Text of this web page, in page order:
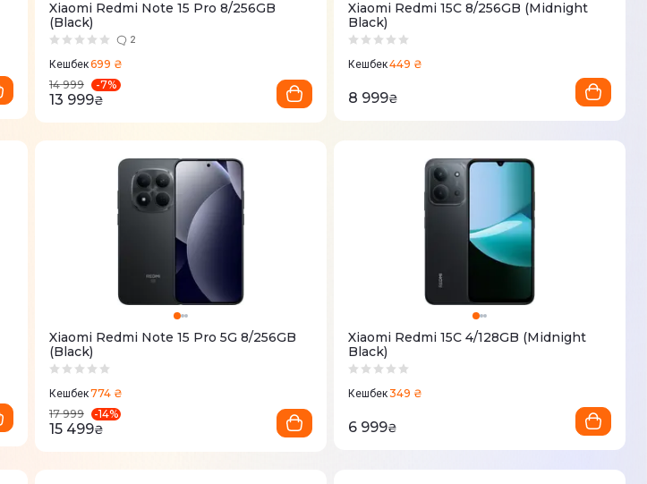
Xiaomi Redmi Note 15 Pro 8/256GB
(Black)
2
Кешбек699 ₴
14 999
-7%
13 999₴
Xiaomi Redmi 15C 8/256GB (Midnight
Black)
Кешбек449 ₴
8 999₴
Xiaomi Redmi Note 15 Pro 5G 8/256GB
(Black)
Кешбек774 ₴
17 999
-14%
15 499₴
Xiaomi Redmi 15C 4/128GB (Midnight
Black)
Кешбек349 ₴
6 999₴